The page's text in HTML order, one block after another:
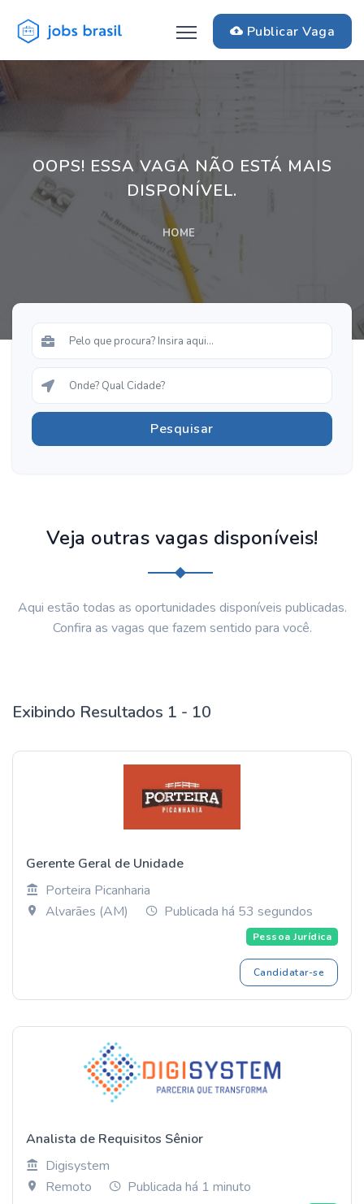
Publicar Vaga
OOPS! ESSA VAGA NÃO ESTÁ MAIS
DISPONÍVEL.
HOME
Veja outras vagas disponíveis!
Aqui estão todas as oportunidades disponíveis publicadas.
Confira as vagas que fazem sentido para você.
Exibindo Resultados 1 - 10
Gerente Geral de Unidade
Porteira Picanharia
Alvarães (AM)
Publicada há 53 segundos
Pessoa Jurídica
Candidatar-se
Analista de Requisitos Sênior
Digisystem
Remoto
Publicada há 1 minuto